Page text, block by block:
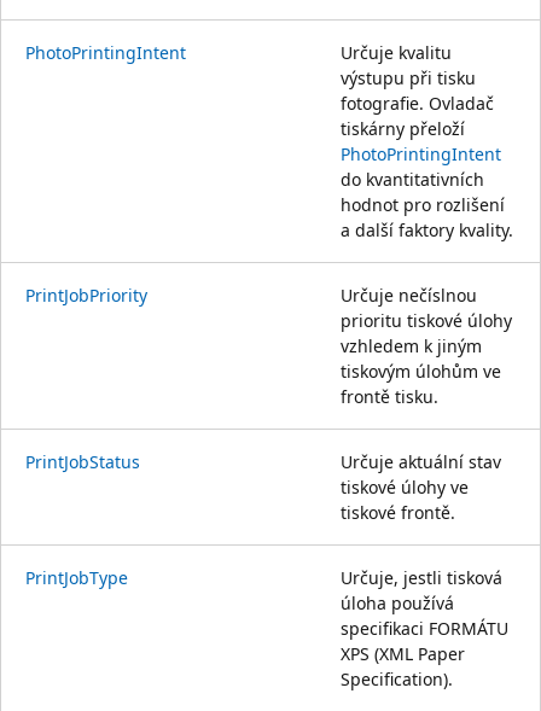
PhotoPrintingIntent
Určuje kvalitu
výstupu při tisku
fotografie. Ovladač
tiskárny přeloží
PhotoPrintingIntent
do kvantitativních
hodnot pro rozlišení
a další faktory kvality.
PrintJobPriority
Určuje nečíslnou
prioritu tiskové úlohy
vzhledem k jiným
tiskovým úlohům ve
frontě tisku.
PrintJobStatus
Určuje aktuální stav
tiskové úlohy ve
tiskové frontě.
PrintJobType
Určuje, jestli tisková
úloha používá
specifikaci FORMÁTU
XPS (XML Paper
Specification).